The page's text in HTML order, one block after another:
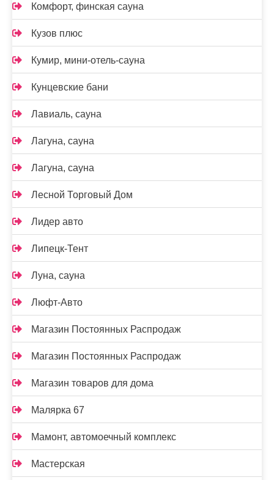
Комфорт, финская сауна
Кузов плюс
Кумир, мини-отель-сауна
Кунцевские бани
Лавиаль, сауна
Лагуна, сауна
Лагуна, сауна
Лесной Торговый Дом
Лидер авто
Липецк-Тент
Луна, сауна
Люфт-Авто
Магазин Постоянных Распродаж
Магазин Постоянных Распродаж
Магазин товаров для дома
Малярка 67
Мамонт, автомоечный комплекс
Мастерская